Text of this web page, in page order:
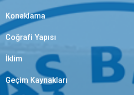
Konaklama
Coğrafi Yapısı
İklim
Geçim Kaynakları